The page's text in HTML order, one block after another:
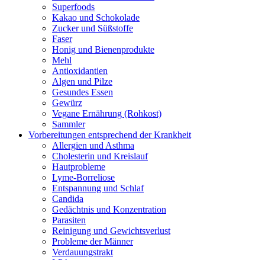
Superfoods
Kakao und Schokolade
Zucker und Süßstoffe
Faser
Honig und Bienenprodukte
Mehl
Antioxidantien
Algen und Pilze
Gesundes Essen
Gewürz
Vegane Ernährung (Rohkost)
Sammler
Vorbereitungen entsprechend der Krankheit
Allergien und Asthma
Cholesterin und Kreislauf
Hautprobleme
Lyme-Borreliose
Entspannung und Schlaf
Candida
Gedächtnis und Konzentration
Parasiten
Reinigung und Gewichtsverlust
Probleme der Männer
Verdauungstrakt